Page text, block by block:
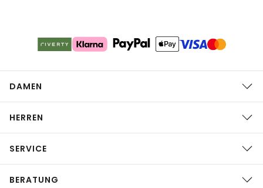
DAMEN
HERREN
SERVICE
BERATUNG